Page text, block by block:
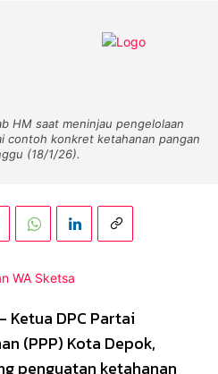
HM saat meninjau pengelolaan
contoh konkret ketahanan pangan
(18/1/26).
Ketua DPC Partai
(PPP) Kota Depok,
penguatan ketahanan